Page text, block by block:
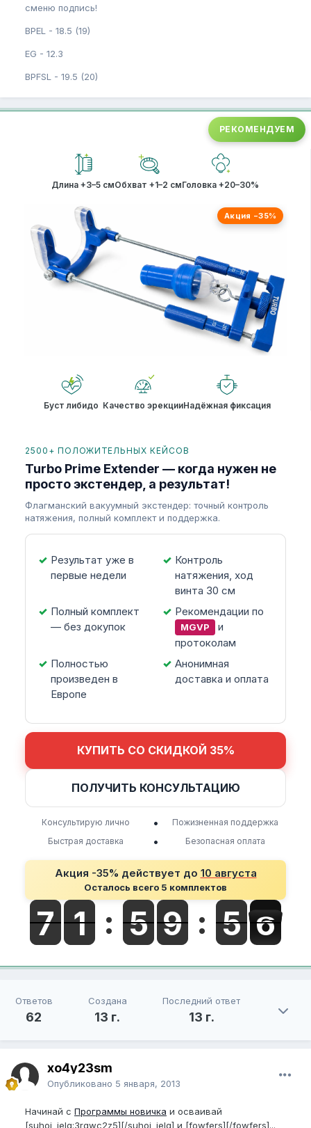
сменю подпись!
BPEL - 18.5 (19)
EG - 12.3
BPFSL - 19.5 (20)
РЕКОМЕНДУЕМ
Длина +3–5 смОбхват +1–2 смГоловка +20–30%
Акция −35%
Буст либидо Качество эрекцииНадёжная фиксация
2500+ ПОЛОЖИТЕЛЬНЫХ КЕЙСОВ
Turbo Prime Extender — когда нужен не
просто экстендер, а результат!
Флагманский вакуумный экстендер: точный контроль
натяжения, полный комплект и поддержка.
Результат уже в
первые недели
Контроль
натяжения, ход
винта 30 см
Полный комплект
— без докупок
Рекомендации по
MGVP
и
протоколам
Полностью
произведен в
Европе
Анонимная
доставка и оплата
КУПИТЬ СО СКИДКОЙ 35%
ПОЛУЧИТЬ КОНСУЛЬТАЦИЮ
Консультирую лично •
Пожизненная поддержка
Быстрая доставка
• Безопасная оплата
Акция -35% действует до 10 августа
Осталось всего 5 комплектов
Ответов
62
Создана
13 г.
Последний ответ
13 г.
xo4y23sm
Опубликовано 5 января, 2013
Начинай с Программы новичка и осваивай
[suhoi_jelq:3rgwc2z5][/suhoi_jelq] и [fowfers][/fowfers]...